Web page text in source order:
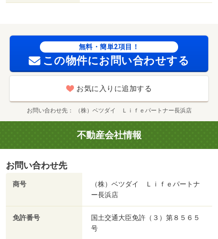
無料・簡単2項目！
この物件にお問い合わせする
お気に入りに追加する
お問い合わせ先 （株）ベツダイ Ｌｉｆｅパートナー長浜店
不動産会社情報
お問い合わせ先
商号
（株）ベツダイ Ｌｉｆｅパートナ
ー長浜店
免許番号
国土交通大臣免許（３）第８５６５
号